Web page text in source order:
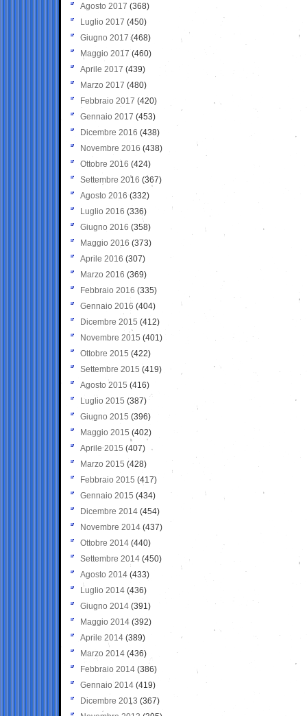
Agosto 2017 (368)
Luglio 2017 (450)
Giugno 2017 (468)
Maggio 2017 (460)
Aprile 2017 (439)
Marzo 2017 (480)
Febbraio 2017 (420)
Gennaio 2017 (453)
Dicembre 2016 (438)
Novembre 2016 (438)
Ottobre 2016 (424)
Settembre 2016 (367)
Agosto 2016 (332)
Luglio 2016 (336)
Giugno 2016 (358)
Maggio 2016 (373)
Aprile 2016 (307)
Marzo 2016 (369)
Febbraio 2016 (335)
Gennaio 2016 (404)
Dicembre 2015 (412)
Novembre 2015 (401)
Ottobre 2015 (422)
Settembre 2015 (419)
Agosto 2015 (416)
Luglio 2015 (387)
Giugno 2015 (396)
Maggio 2015 (402)
Aprile 2015 (407)
Marzo 2015 (428)
Febbraio 2015 (417)
Gennaio 2015 (434)
Dicembre 2014 (454)
Novembre 2014 (437)
Ottobre 2014 (440)
Settembre 2014 (450)
Agosto 2014 (433)
Luglio 2014 (436)
Giugno 2014 (391)
Maggio 2014 (392)
Aprile 2014 (389)
Marzo 2014 (436)
Febbraio 2014 (386)
Gennaio 2014 (419)
Dicembre 2013 (367)